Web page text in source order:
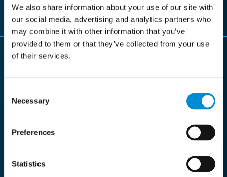
We also share information about your use of our site with
our social media, advertising and analytics partners who
may combine it with other information that you’ve
provided to them or that they’ve collected from your use
of their services.
Selection
Necessary
Preferences
Statistics
Sorgen Sie mit Validierungsregeln, Business-Logik und